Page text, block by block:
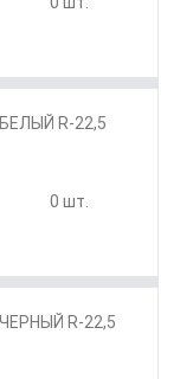
R-22,5
0 шт.
R-22,5